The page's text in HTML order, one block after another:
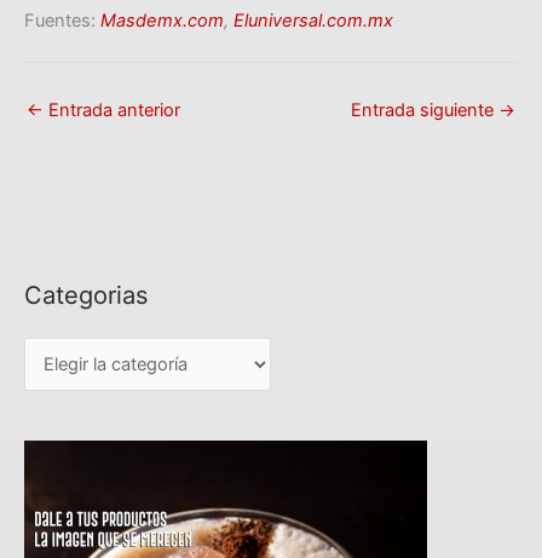
Fuentes: Masdemx.com, Eluniversal.com.mx
← Entrada anterior Entrada siguiente →
Categorias
C
r